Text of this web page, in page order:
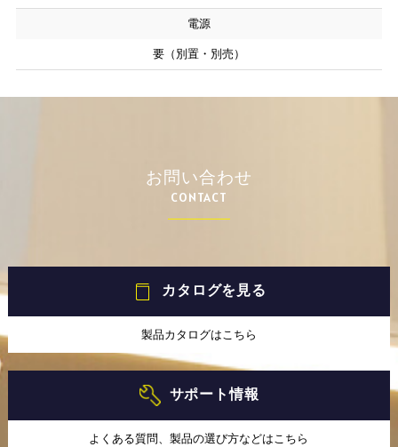
電源
要（別置・別売）
お問い合わせ
CONTACT
カタログを見る
製品カタログはこちら
サポート情報
よくある質問、製品の選び方などはこちら